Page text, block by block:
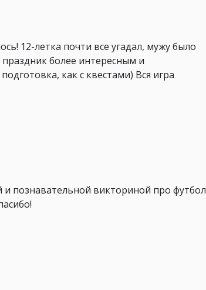
12-летка почти все угадал, мужу было
праздник более интересным и
как с квестами) Вся игра
и познавательной викториной про футбол